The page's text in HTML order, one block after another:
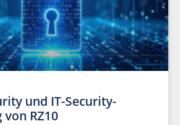
und IT-Security-
RZ10